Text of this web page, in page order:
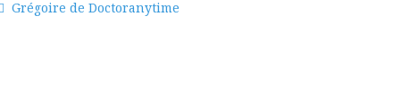
Grégoire de Doctoranytime